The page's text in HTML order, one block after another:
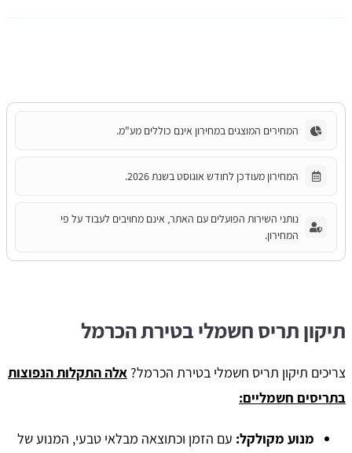
המחירים המוצגים במחירון אינם כוללים מע"מ.
המחירון מעודכן לחודש אוגוסט בשנת 2026.
נותני השירות הפועלים עם האתר, אינם מחויבים לעבוד על פי
המחירון.
תיקון תריס חשמלי בטירת הכרמל
צריכים תיקון תריס חשמלי בטירת הכרמל? אלה התקלות הנפוצות
בתריסים חשמליים:
מנוע מקולקל: עם הזמן וכתוצאה מבלאי טבעי, המנוע של